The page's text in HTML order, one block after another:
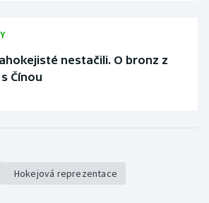
nestačili. O bronz z
Čínou
Hokejová reprezentace